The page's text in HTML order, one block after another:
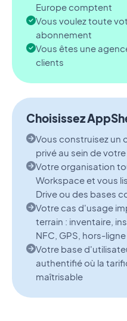
Europe comptent
Vous voulez toute
abonnement
Vous êtes une
clients
Choisissez
Vous construisez un
privé au sein de
Votre organisation
Workspace et vous
Drive ou des bases
Votre cas d'usage
terrain : inventaire,
NFC, GPS, hors-ligne
Votre base
authentifié où la
maîtrisable